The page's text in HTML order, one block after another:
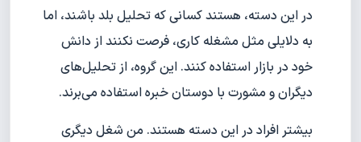
در این دسته، هستند کسانی که تحلیل بلد باشند، اما
به دلایلی مثل مشغله کاری، فرصت نکنند از دانش
خود در بازار استفاده کنند. این گروه، از تحلیل‌های
دیگران و مشورت با دوستان خبره استفاده می‌برند.
بیشتر افراد در این دسته هستند. من شغل دیگری